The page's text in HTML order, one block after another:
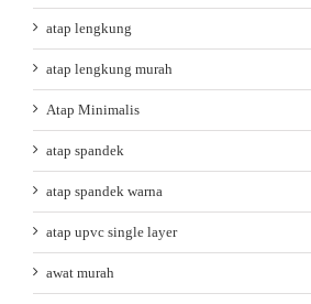
atap lengkung
atap lengkung murah
Atap Minimalis
atap spandek
atap spandek warna
atap upvc single layer
awat murah